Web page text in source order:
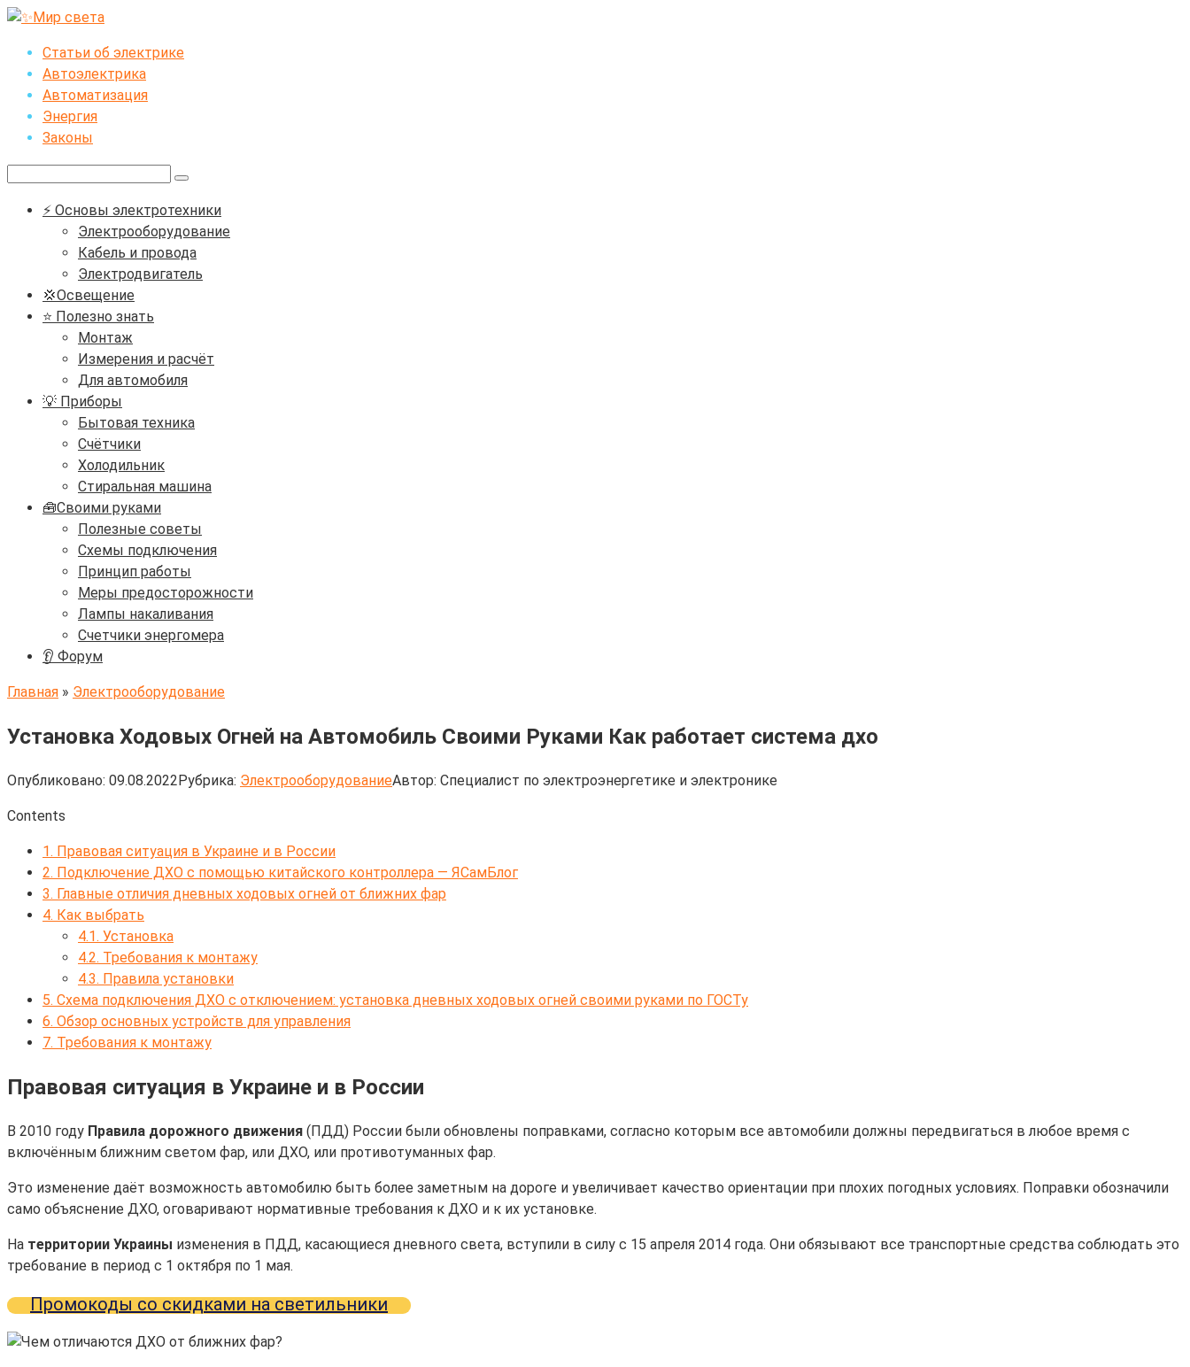
Перейти
контентуСтатьи об электрике
Автоэлектрика
Автоматизация
Энергия
Законы
⚡ Основы электротехники
Электрооборудование
Кабель и провода
Электродвигатель
💢Освещение
⭐ Полезно знать
Монтаж
Измерения и расчёт
Для автомобиля
💡 Приборы
Бытовая техника
Счётчики
Холодильник
Стиральная машина
🧰Своими руками
Полезные советы
Схемы подключения
Принцип работы
Меры предосторожности
Лампы накаливания
Счетчики энергомера
👂 Форум
Главная » Электрооборудование
Установка Ходовых Огней на Автомобиль Своими Руками Как работает система дхо
Опубликовано: 09.08.2022Рубрика: ЭлектрооборудованиеАвтор: Cпециалист по электроэнергетике и электронике
Contents
1. Правовая ситуация в Украине и в России
2. Подключение ДХО с помощью китайского контроллера — ЯСамБлог
3. Главные отличия дневных ходовых огней от ближних фар
4. Как выбрать
4.1. Установка
4.2. Требования к монтажу
4.3. Правила установки
5. Схема подключения ДХО с отключением: установка дневных ходовых огней своими руками по ГОСТу
6. Обзор основных устройств для управления
7. Требования к монтажу
Правовая ситуация в Украине и в России
В 2010 году Правила дорожного движения (ПДД) России были обновлены поправками, согласно которым все автомобили должны передвигаться в любое время с
включённым ближним светом фар, или ДХО, или противотуманных фар.
Это изменение даёт возможность автомобилю быть более заметным на дороге и увеличивает качество ориентации при плохих погодных условиях. Поправки обозначили
само объяснение ДХО, оговаривают нормативные требования к ДХО и к их установке.
На территории Украины изменения в ПДД, касающиеся дневного света, вступили в силу с 15 апреля 2014 года. Они обязывают все транспортные средства соблюдать это
требование в период с 1 октября по 1 мая.
Промокоды со скидками на светильники